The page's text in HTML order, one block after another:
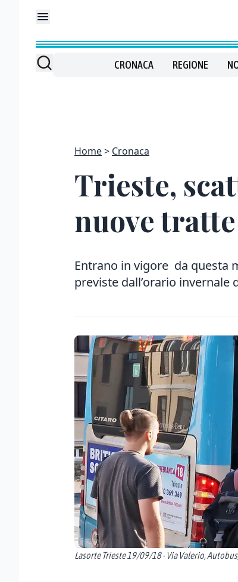
CRONACA REGIONE
Home Cronaca
Trieste,
nuove
Entrano in vigore da questa
previste dall’orario
Lasorte Trieste 19/09/18 - Via Valerio,